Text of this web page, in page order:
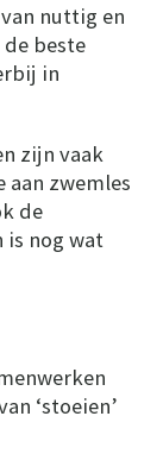
nuttig en
de beste
in
zijn vaak
zwemles
de
is nog wat
‘stoeien’